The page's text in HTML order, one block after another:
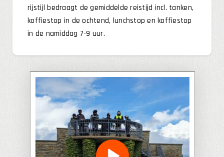
rijstijl bedraagt de gemiddelde reistijd incl. tanken,
koffiestop in de ochtend, lunchstop en koffiestop
in de namiddag 7-9 uur.